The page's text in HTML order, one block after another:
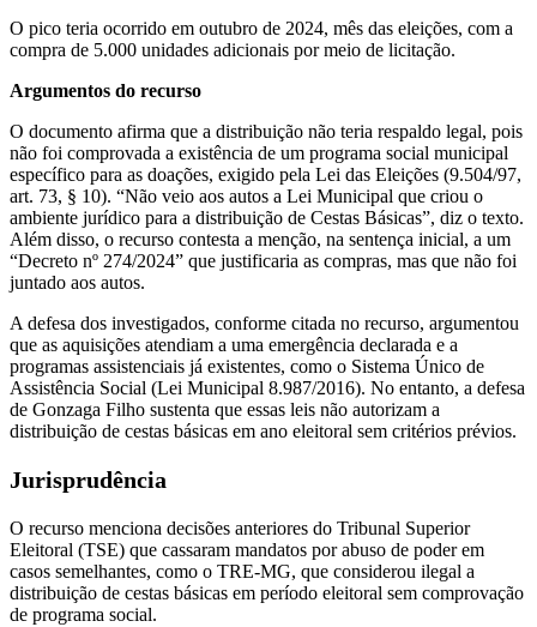
O pico teria ocorrido em outubro de 2024, mês das eleições, com a
compra de 5.000 unidades adicionais por meio de licitação.
Argumentos do recurso
O documento afirma que a distribuição não teria respaldo legal, pois
não foi comprovada a existência de um programa social municipal
específico para as doações, exigido pela Lei das Eleições (9.504/97,
art. 73, § 10). “Não veio aos autos a Lei Municipal que criou o
ambiente jurídico para a distribuição de Cestas Básicas”, diz o texto.
Além disso, o recurso contesta a menção, na sentença inicial, a um
“Decreto nº 274/2024” que justificaria as compras, mas que não foi
juntado aos autos.
A defesa dos investigados, conforme citada no recurso, argumentou
que as aquisições atendiam a uma emergência declarada e a
programas assistenciais já existentes, como o Sistema Único de
Assistência Social (Lei Municipal 8.987/2016). No entanto, a defesa
de Gonzaga Filho sustenta que essas leis não autorizam a
distribuição de cestas básicas em ano eleitoral sem critérios prévios.
Jurisprudência
O recurso menciona decisões anteriores do Tribunal Superior
Eleitoral (TSE) que cassaram mandatos por abuso de poder em
casos semelhantes, como o TRE-MG, que considerou ilegal a
distribuição de cestas básicas em período eleitoral sem comprovação
de programa social.